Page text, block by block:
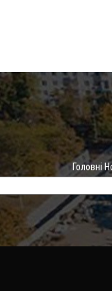
Головні